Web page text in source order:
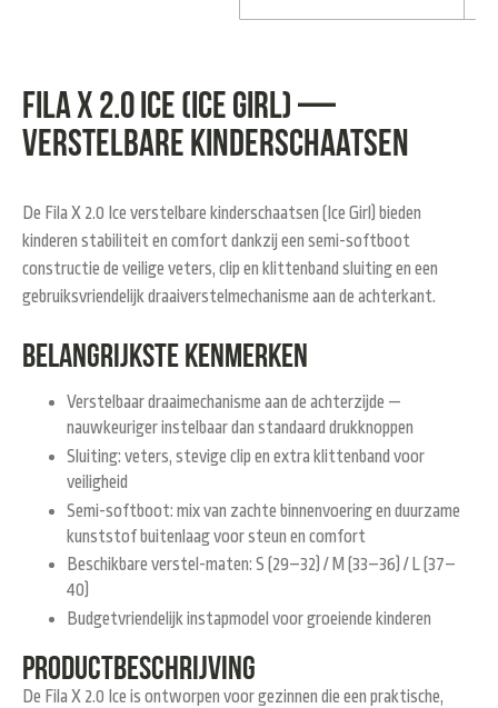
Fila X 2.0 Ice (Ice Girl) —
verstelbare kinderschaatsen
De Fila X 2.0 Ice verstelbare kinderschaatsen (Ice Girl) bieden
kinderen stabiliteit en comfort dankzij een semi-softboot
constructie de veilige veters, clip en klittenband sluiting en een
gebruiksvriendelijk draaiverstelmechanisme aan de achterkant.
Belangrijkste kenmerken
Verstelbaar draaimechanisme aan de achterzijde —
nauwkeuriger instelbaar dan standaard drukknoppen
Sluiting: veters, stevige clip en extra klittenband voor
veiligheid
Semi-softboot: mix van zachte binnenvoering en duurzame
kunststof buitenlaag voor steun en comfort
Beschikbare verstel-maten: S (29–32) / M (33–36) / L (37–
40)
Budgetvriendelijk instapmodel voor groeiende kinderen
Productbeschrijving
De Fila X 2.0 Ice is ontworpen voor gezinnen die een praktische,